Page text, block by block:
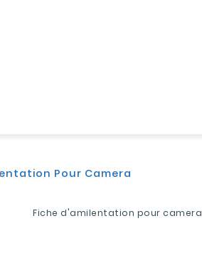
Pour Camera
Fiche d'amilentation pour camera